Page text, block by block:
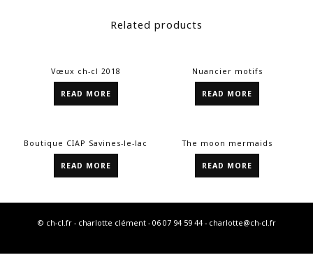
Related products
Vœux ch-cl 2018
READ MORE
Nuancier motifs
READ MORE
Boutique CIAP Savines-le-lac
READ MORE
The moon mermaids
READ MORE
© ch-cl.fr - charlotte clément - 06 07 94 59 44 - charlotte@ch-cl.fr